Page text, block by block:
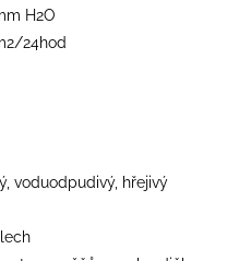
H2O
24hod
voduodpudivý, hřejivý